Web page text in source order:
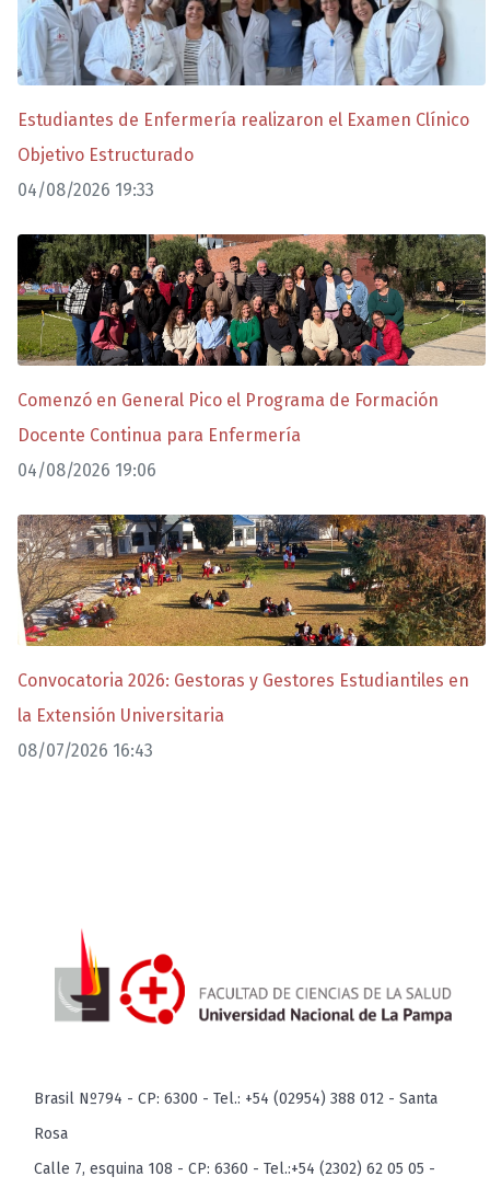
Estudiantes de Enfermería realizaron el Examen Clínico
Objetivo Estructurado
04/08/2026 19:33
Comenzó en General Pico el Programa de Formación
Docente Continua para Enfermería
04/08/2026 19:06
Convocatoria 2026: Gestoras y Gestores Estudiantiles en
la Extensión Universitaria
08/07/2026 16:43
Brasil Nº794 - CP: 6300 - Tel.: +54 (02954) 388 012 - Santa
Rosa
Calle 7, esquina 108 - CP: 6360 - Tel.:+54 (2302) 62 05 05 -